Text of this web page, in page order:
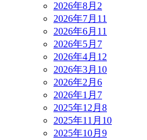
2026年8月 2
2026年7月 11
2026年6月 11
2026年5月 7
2026年4月 12
2026年3月 10
2026年2月 6
2026年1月 7
2025年12月 8
2025年11月 10
2025年10月 9